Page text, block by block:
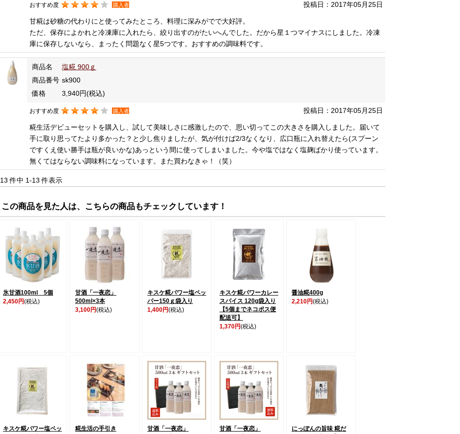
投稿日：2017年05月25日
おすすめ度 購入者
甘糀は砂糖の代わりにと使ってみたところ、料理に深みがでで大好評。
ただ、保存によかれと冷凍庫に入れたら、絞り出すのがたいへんでした。だから星１つマイナスにしました。冷凍
庫に保存しないなら、まったく問題なく星5つです。おすすめの調味料です。
商品名
塩糀 900ｇ
商品番号 sk900
価格
3,940円(税込)
投稿日：2017年05月25日
おすすめ度 購入者
糀生活デビューセットを購入し、試して美味しさに感激したので、思い切ってこの大きさを購入しました。届いて
手に取り思ってたより多かった？と少し焦りましたが、気が付けば2/3なくなり、広口瓶に入れ替えたら(スプーン
ですくえ使い勝手は瓶が良いかな)あっという間に使ってしまいました。今や塩ではなく塩麹ばかり使っています。
無くてはならない調味料になっています。また買わなきゃ！（笑）
13 件中 1-13 件表示
この商品を見た人は、こちらの商品もチェックしています！
氷甘酒100ml 5個
2,450円(税込)
甘酒「一夜恋」
500ml×3本
3,100円(税込)
キスケ糀パワー塩ペッ
パー150ｇ袋入り
1,400円(税込)
キスケ糀パワーカレー
スパイス 120g袋入り
【5個までネコポス便
配送可】
1,370円(税込)
醤油糀400g
2,210円(税込)
キスケ糀パワー塩ペッ
糀生活の手引き
甘酒「一夜恋」
甘酒「一夜恋」
にっぽんの旨味 糀だ